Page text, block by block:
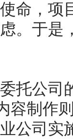
命，项
。于是
托公司
容制作
公司实